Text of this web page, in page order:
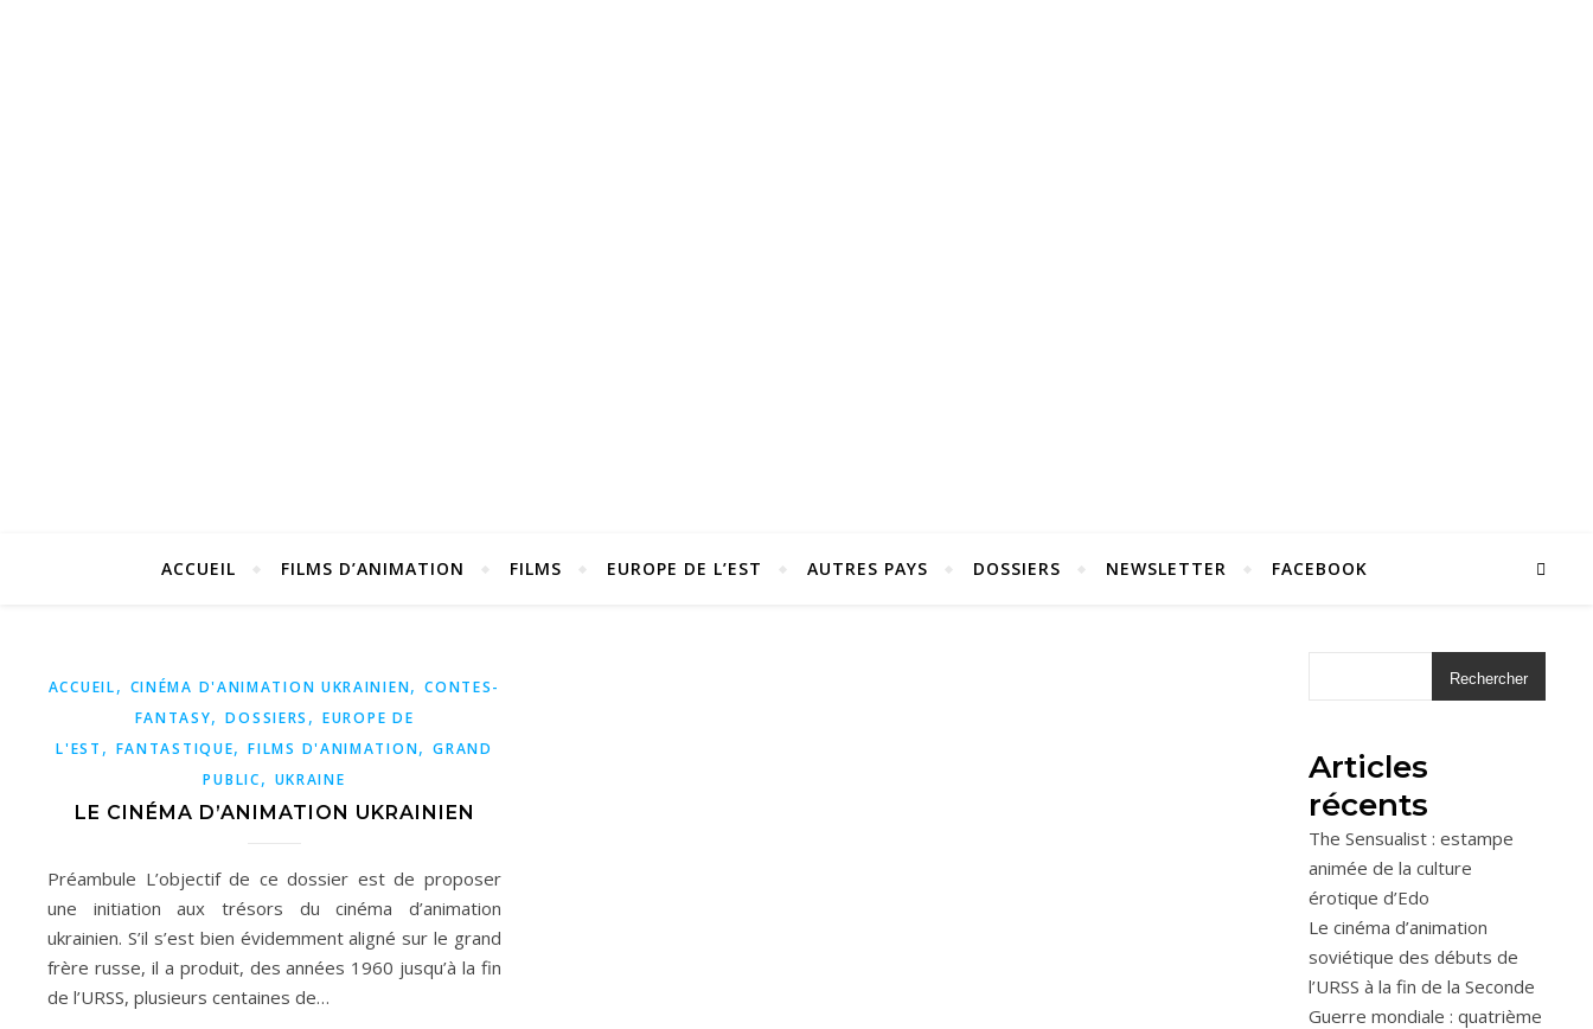
ACCUEIL FILMS D’ANIMATION FILMS EUROPE DE L’EST AUTRES PAYS DOSSIERS NEWSLETTER FACEBOOK
ACCUEIL, CINÉMA D'ANIMATION UKRAINIEN,CONTES-
FANTASY,DOSSIERS ,EUROPE DE
L'EST , FANTASTIQUE,FILMS D'ANIMATION,GRAND
PUBLIC, UKRAINE
LE CINÉMA D’ANIMATION UKRAINIEN
Préambule L’objectif de ce dossier est de proposer
une initiation aux trésors du cinéma d’animation
ukrainien. S’il s’est bien évidemment aligné sur le grand
frère russe, il a produit, des années 1960 jusqu’à la fin
de l’URSS, plusieurs centaines de…
Rechercher
Articles
récents
The Sensualist : estampe
animée de la culture
érotique d’Edo
Le cinéma d’animation
soviétique des débuts de
l’URSS à la fin de la Seconde
Guerre mondiale : quatrième